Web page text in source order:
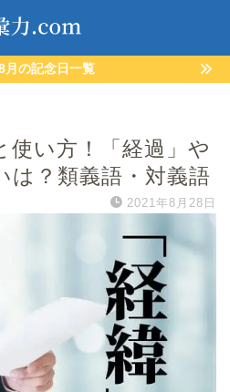
月の記念日一覧
使い方！「経過」や
は？類義語・対義語
2021年8月28日